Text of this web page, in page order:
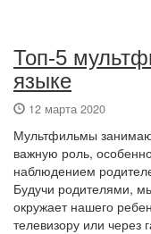
Топ-5
языке
12 марта 2020
Мультфильмы
важную роль,
наблюдением
Будучи родителями,
окружает нашего
телевизору или через